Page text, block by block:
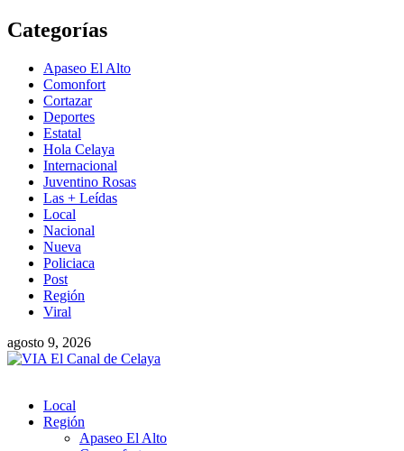
Saltar
al
Categorías
Apaseo El Alto
Comonfort
Cortazar
Deportes
Estatal
Hola Celaya
Internacional
Juventino Rosas
Las + Leídas
Local
Nacional
Nueva
Policiaca
Post
Región
Viral
agosto 9, 2026
Menú
principal
Local
Región
Apaseo El Alto